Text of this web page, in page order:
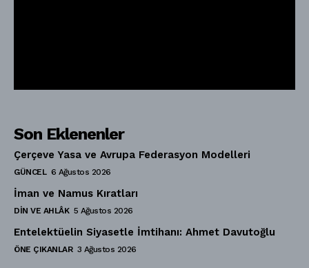
Son Eklenenler
Çerçeve Yasa ve Avrupa Federasyon Modelleri
GÜNCEL 6 Ağustos 2026
İman ve Namus Kıratları
DIN VE AHLÂK 5 Ağustos 2026
Entelektüelin Siyasetle İmtihanı: Ahmet Davutoğlu
ÖNE ÇIKANLAR 3 Ağustos 2026